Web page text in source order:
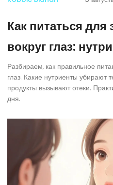
Как питаться
вокруг глаз:
Разбираем, как правильное
глаз. Какие нутриенты убирают
продукты вызывают отеки.
дня.